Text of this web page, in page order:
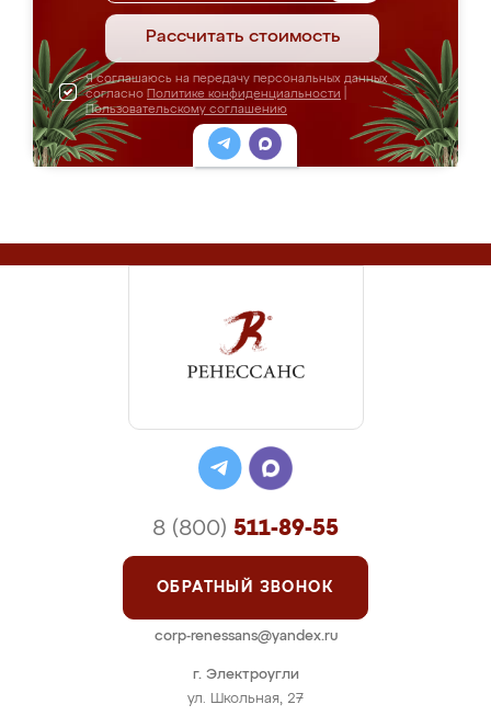
Рассчитать стоимость
Я соглашаюсь на передачу персональных данных
согласно Политике конфиденциальности
Пользовательскому соглашению
г. Электроугли
ул. Школьная, 27
8 (800) 511-89-55
ОБРАТНЫЙ ЗВОНОК
corp-renessans@yandex.ru